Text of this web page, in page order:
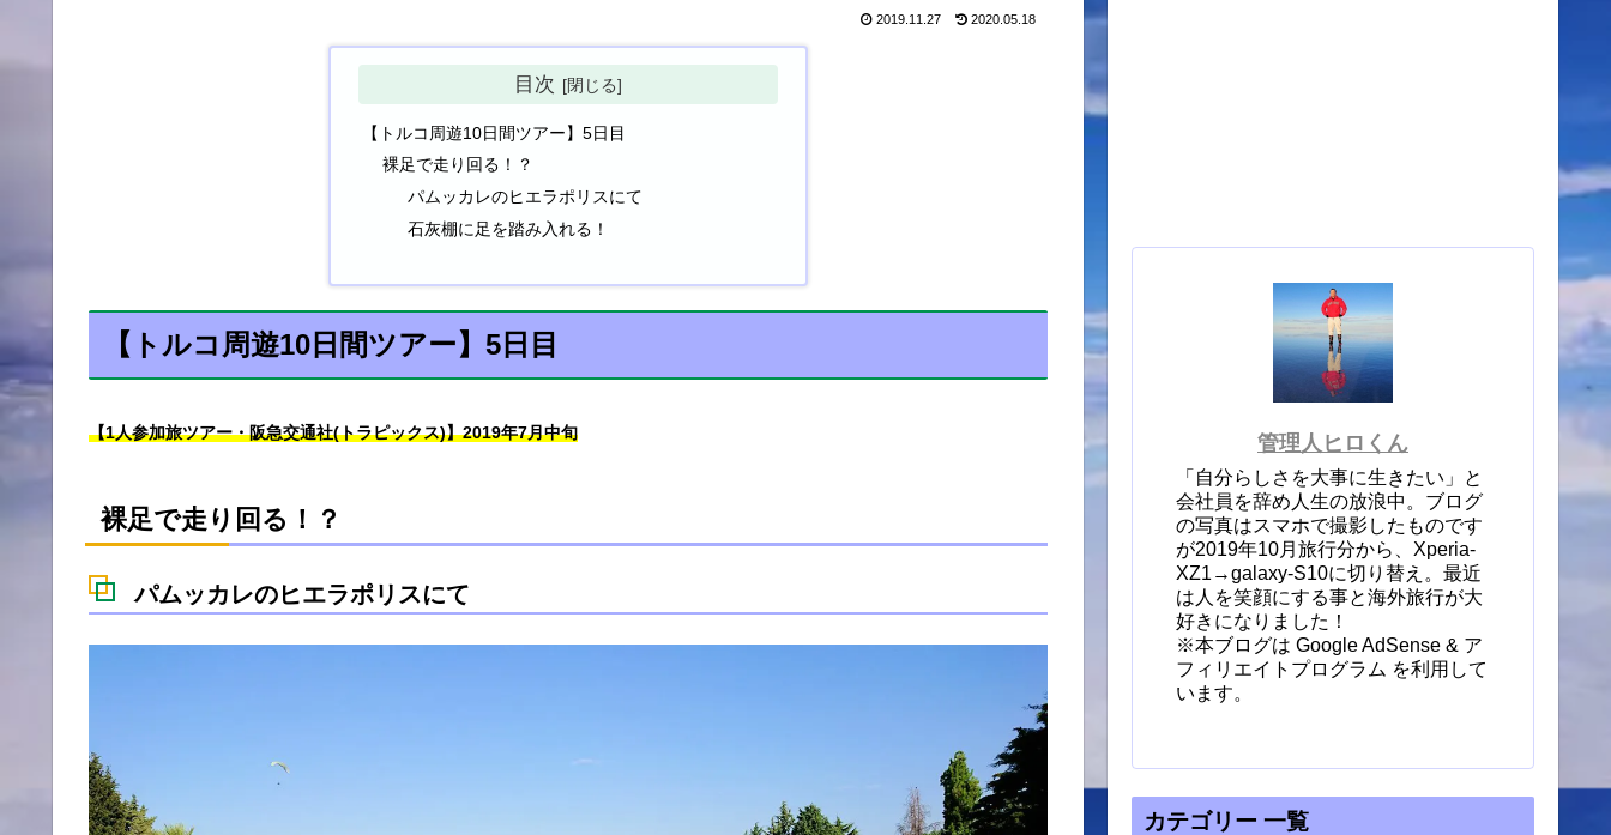
2019.11.27 2020.05.18
目次
【トルコ周遊10日間ツアー】5日目
裸足で走り回る！？
パムッカレのヒエラポリスにて
石灰棚に足を踏み入れる！
【トルコ周遊10日間ツアー】5日目
【1人参加旅ツアー・阪急交通社(トラピックス)】2019年7月中旬
裸足で走り回る！？
パムッカレのヒエラポリスにて
管理人ヒロくん
「自分らしさを大事に生きたい」と
会社員を辞め人生の放浪中。ブログ
の写真はスマホで撮影したものです
が2019年10月旅行分から、Xperia-
XZ1→galaxy-S10に切り替え。最近
は人を笑顔にする事と海外旅行が大
好きになりました！
※本ブログは Google AdSense & ア
フィリエイトプログラム を利用して
います。
カテゴリー 一覧